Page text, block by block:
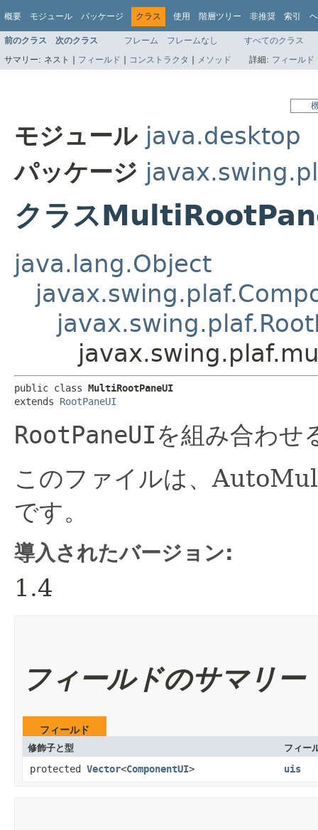
概要 モジュール パッケージ クラス 使用 階層ツリー 非推奨 索引
前のクラス 次のクラス フレーム フレームなし
すべてのクラス
サマリー: ネスト | フィールド | コンストラクタ | メソッド 詳細: フィールド
モジュール java.desktop
パッケージ
クラス
java.lang.Object
public class MultiRootPaneUI
extends RootPaneUI
RootPaneUIを組み合わせ
このファイルは、
です。
導入されたバージョン:
1.4
フィールドのサマリー
フィールド
修飾子と型 フィー
protected Vector<ComponentUI> uis